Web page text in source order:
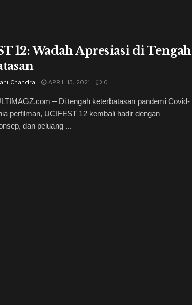
12: Wadah Apresiasi di Tengah
Chandra APRIL 13, 2021 0
– Di tengah keterbatasan pandemi Covid-
perfilman, UCIFEST 12 kembali hadir dengan
dan peluang ...